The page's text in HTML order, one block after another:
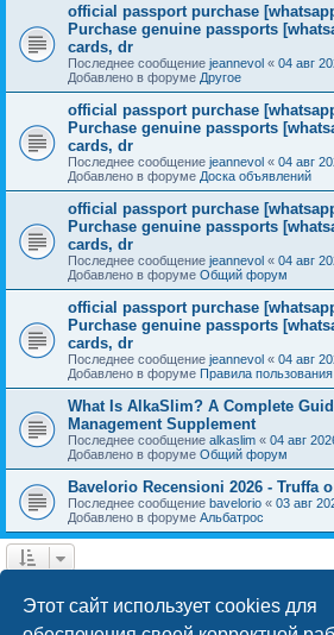
Этот сайт использует cookies для
official passport purchase
Purchase genuine passports
cards, dr
Последнее сообщение jeannevol « 04 авг
Добавлено в форуме Другое
official passport purchase
Purchase genuine passports
cards, dr
Последнее сообщение jeannevol « 04 авг
Добавлено в форуме Доска объявлений
official passport purchase
Purchase genuine passports
cards, dr
Последнее сообщение jeannevol « 04 авг
Добавлено в форуме Общий форум
official passport purchase
Purchase genuine passports
cards, dr
Последнее сообщение jeannevol « 04 авг
Добавлено в форуме Правила
What Is AlkaSlim? A Complete
Management Supplement
Последнее сообщение alkaslim « 04 авг
Добавлено в форуме Общий форум
Bavelorio Recensioni 2026 - Truffa
Последнее сообщение bavelorio « 03 авг
Добавлено в форуме Альбатрос